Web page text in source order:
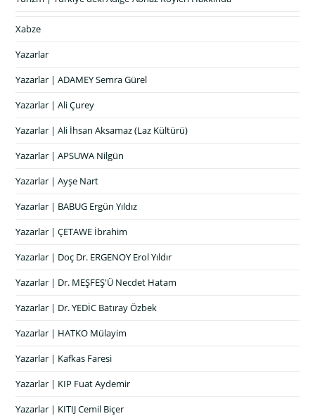
Xabze
Yazarlar
Yazarlar | ADAMEY Semra Gürel
Yazarlar | Ali Çurey
Yazarlar | Ali İhsan Aksamaz (Laz Kültürü)
Yazarlar | APSUWA Nilgün
Yazarlar | Ayşe Nart
Yazarlar | BABUG Ergün Yıldız
Yazarlar | ÇETAWE İbrahim
Yazarlar | Doç Dr. ERGENOY Erol Yıldır
Yazarlar | Dr. MEŞFEŞ'Ü Necdet Hatam
Yazarlar | Dr. YEDİC Batıray Özbek
Yazarlar | HATKO Mülayim
Yazarlar | Kafkas Faresi
Yazarlar | KIP Fuat Aydemir
Yazarlar | KITIJ Cemil Biçer